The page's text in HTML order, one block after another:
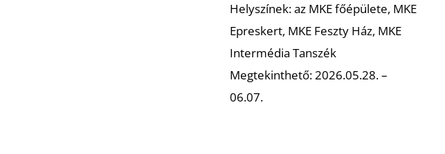
Helyszínek: az MKE főépülete, MKE
Epreskert, MKE Feszty Ház, MKE
Intermédia Tanszék
Megtekinthető: 2026.05.28. –
06.07.